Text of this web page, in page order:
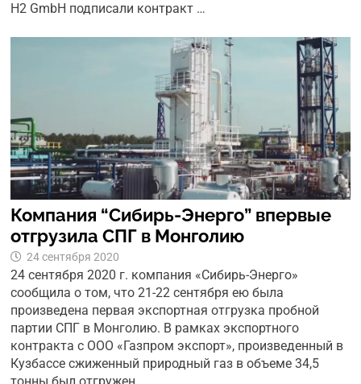
H2 GmbH подписали контракт …
Компания “Сибирь-Энерго” впервые
отгрузила СПГ в Монголию
24 сентября 2020
24 сентября 2020 г. компания «Сибирь-Энерго»
сообщила о том, что 21-22 сентября ею была
произведена первая экспортная отгрузка пробной
партии СПГ в Монголию. В рамках экспортного
контракта с ООО «Газпром экспорт», произведенный в
Кузбассе сжиженный природный газ в объеме 34,5